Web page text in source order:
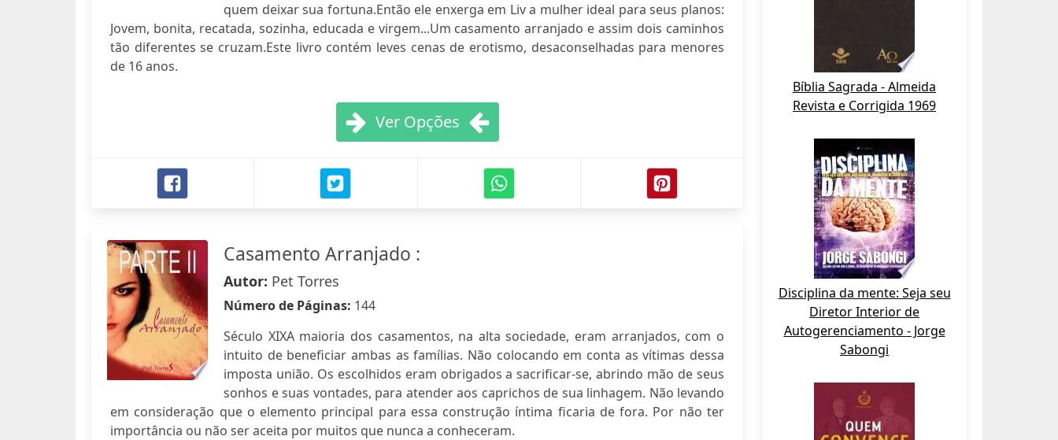
quem deixar sua fortuna.Então ele enxerga em Liv a mulher ideal para seus planos:
Jovem, bonita, recatada, sozinha, educada e virgem...Um casamento arranjado e assim dois caminhos
tão diferentes se cruzam.Este livro contém leves cenas de erotismo, desaconselhadas para menores
de 16 anos.
Ver Opções
Casamento Arranjado :
Autor: Pet Torres
Número de Páginas: 144
Século XIXA maioria dos casamentos, na alta sociedade, eram arranjados, com o
intuito de beneficiar ambas as famílias. Não colocando em conta as vítimas dessa
imposta união. Os escolhidos eram obrigados a sacrificar-se, abrindo mão de seus
sonhos e suas vontades, para atender aos caprichos de sua linhagem. Não levando
em consideração que o elemento principal para essa construção íntima ficaria de fora. Por não ter
importância ou não ser aceita por muitos que nunca a conheceram.
Bíblia Sagrada - Almeida
Revista e Corrigida 1969
Disciplina da mente: Seja seu
Diretor Interior de
Autogerenciamento - Jorge
Sabongi